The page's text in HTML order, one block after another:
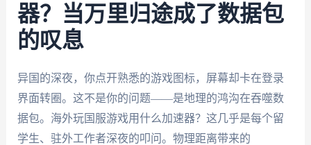
器？当万里归途成了数据包
的叹息
异国的深夜，你点开熟悉的游戏图标，屏幕却卡在登录
界面转圈。这不是你的问题——是地理的鸿沟在吞噬数
据包。海外玩国服游戏用什么加速器？这几乎是每个留
学生、驻外工作者深夜的叩问。物理距离带来的